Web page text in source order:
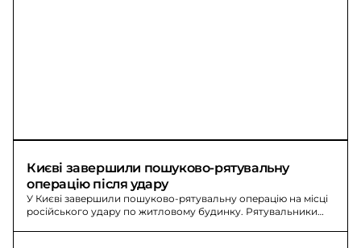
Києві завершили пошуково-рятувальну
операцію після удару
У Києві завершили пошуково-рятувальну операцію на місці
російського удару по житловому будинку. Рятувальники